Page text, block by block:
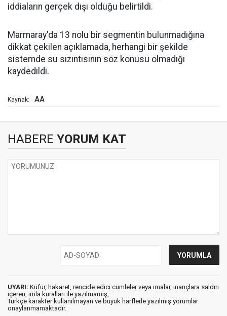
iddiaların gerçek dışı olduğu belirtildi.
Marmaray'da 13 nolu bir segmentin bulunmadığına
dikkat çekilen açıklamada, herhangi bir şekilde
sistemde su sızıntısının söz konusu olmadığı
kaydedildi.
Kaynak: AA
HABERE YORUM KAT
UYARI: Küfür, hakaret, rencide edici cümleler veya imalar, inançlara saldırı
içeren, imla kuralları ile yazılmamış,
Türkçe karakter kullanılmayan ve büyük harflerle yazılmış yorumlar
onaylanmamaktadır.